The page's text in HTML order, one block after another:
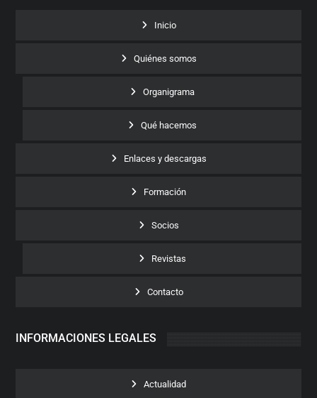
Inicio
Quiénes somos
Organigrama
Qué hacemos
Enlaces y descargas
Formación
Socios
Revistas
Contacto
INFORMACIONES LEGALES
Actualidad